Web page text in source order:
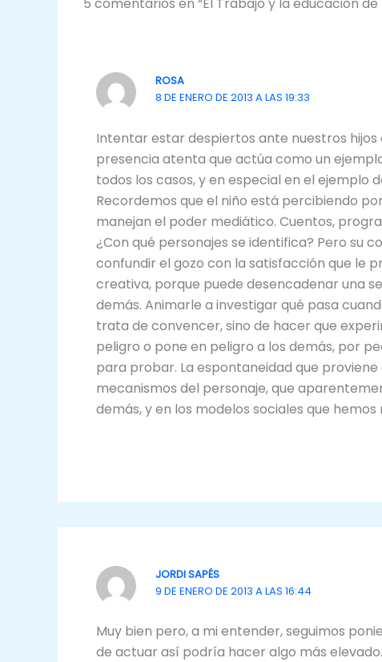
5 comentarios en “El Trabajo y la educación de
ROSA
8 DE ENERO DE 2013 A LAS 19:33
Intentar estar despiertos ante nuestros
presencia atenta que actúa como un
todos los casos, y en especial en el ejemplo
Recordemos que el niño está percibiendo
manejan el poder mediático. Cuentos,
¿Con qué personajes se identifica? Pero su
confundir el gozo con la satisfacción que le
creativa, porque puede desencadenar una
demás. Animarle a investigar qué pasa
trata de convencer, sino de hacer que
peligro o pone en peligro a los demás, por
para probar. La espontaneidad que
mecanismos del personaje, que
demás, y en los modelos sociales que
JORDI SAPÉS
9 DE ENERO DE 2013 A LAS 16:44
Muy bien pero, a mi entender, seguimos
de actuar así podría hacer algo más elevado.